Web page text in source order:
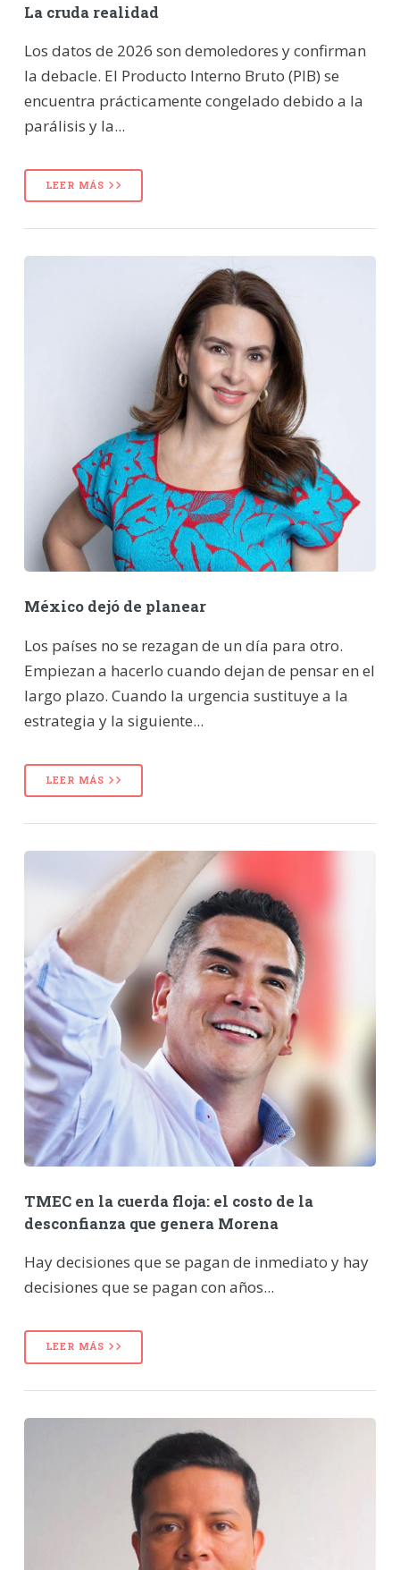
La cruda realidad
Los datos de 2026 son demoledores y confirman
la debacle. El Producto Interno Bruto (PIB) se
encuentra prácticamente congelado debido a la
parálisis y la...
LEER MÁS
México dejó de planear
Los países no se rezagan de un día para otro.
Empiezan a hacerlo cuando dejan de pensar en el
largo plazo. Cuando la urgencia sustituye a la
estrategia y la siguiente...
LEER MÁS
TMEC en la cuerda floja: el costo de la
desconfianza que genera Morena
Hay decisiones que se pagan de inmediato y hay
decisiones que se pagan con años...
LEER MÁS